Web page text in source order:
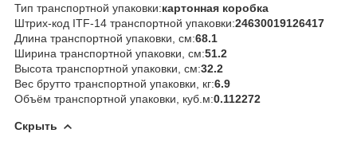
Тип транспортной упаковки:картонная коробка
Штрих-код ITF-14 транспортной упаковки:24630019126417
Длина транспортной упаковки, см:68.1
Ширина транспортной упаковки, см:51.2
Высота транспортной упаковки, см:32.2
Вес брутто транспортной упаковки, кг:6.9
Объём транспортной упаковки, куб.м:0.112272
Скрыть